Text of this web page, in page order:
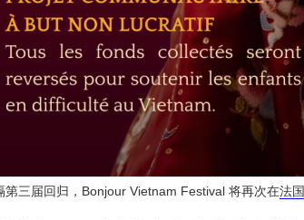
第三届回归，Bonjour Vietnam Festival 将再次在法国